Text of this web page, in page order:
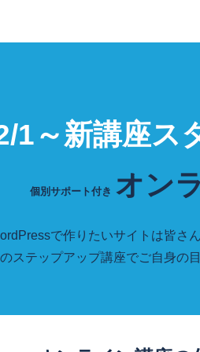
1～新講座ス
個別サポート付き オン
で作りたいサイトは皆さ
ステップアップ講座でご自身の